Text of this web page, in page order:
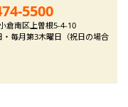
5500
倉南区上曽根5-4-10
・毎月第3木曜日（祝日の場合